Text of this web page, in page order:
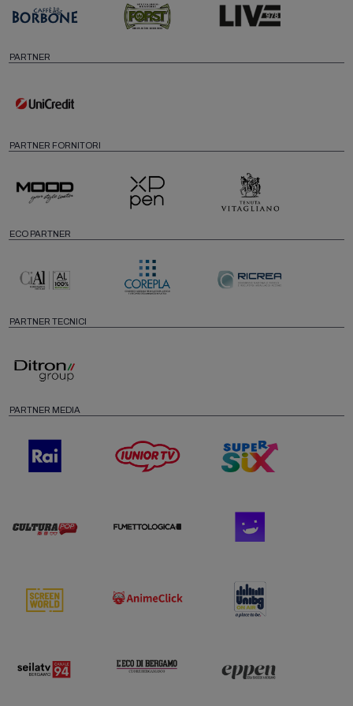
PARTNER
PARTNER FORNITORI
ECO PARTNER
PARTNER TECNICI
PARTNER MEDIA